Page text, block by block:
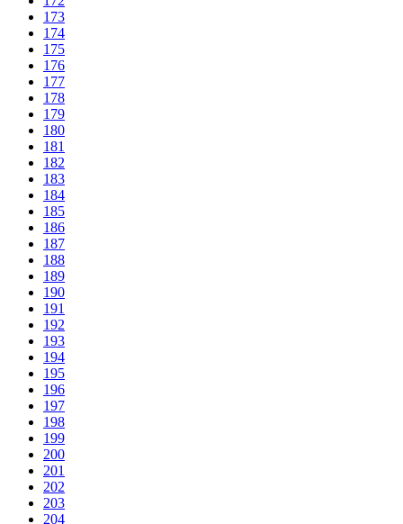
173
174
175
176
177
178
179
180
181
182
183
184
185
186
187
188
189
190
191
192
193
194
195
196
197
198
199
200
201
202
203
204